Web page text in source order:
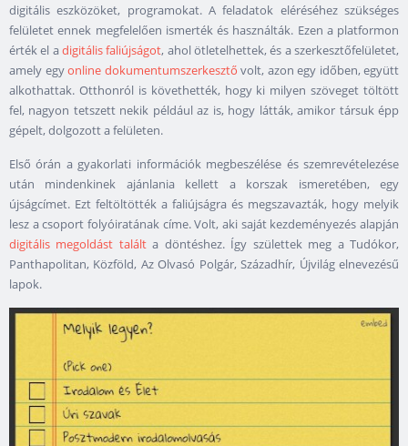
digitális eszközöket, programokat. A feladatok eléréséhez szükséges
felületet ennek megfelelően ismerték és használták. Ezen a platformon
érték el adigitális faliújságot, ahol ötletelhettek, és a szerkesztőfelületet,
amely egyonline dokumentumszerkesztő volt, azon egy időben, együtt
alkothattak. Otthonról is követhették, hogy ki milyen szöveget töltött
fel, nagyon tetszett nekik például az is, hogy látták, amikor társuk épp
gépelt, dolgozott a felületen.
Első órán a gyakorlati információk megbeszélése és szemrevételezése
után mindenkinek ajánlania kellett a korszak ismeretében, egy
újságcímet. Ezt feltöltötték a faliújságra és megszavazták, hogy melyik
lesz a csoport folyóiratának címe. Volt, aki saját kezdeményezés alapján
digitális megoldást találta döntéshez. Így születtek meg a Tudókor,
Panthapolitan, Közföld, Az Olvasó Polgár, Századhír, Újvilág elnevezésű
lapok.